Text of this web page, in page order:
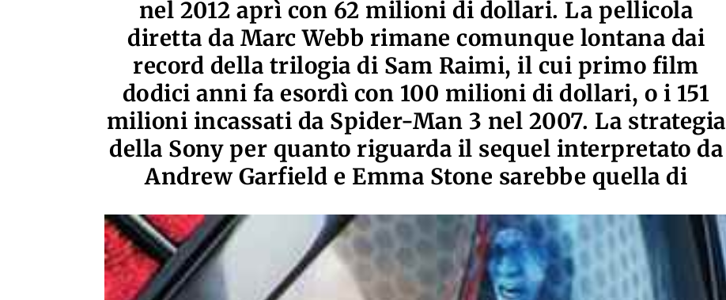
nel 2012 aprì con 62 milioni di dollari. La pellicola
diretta da Marc Webb rimane comunque lontana dai
record della trilogia di Sam Raimi, il cui primo film
dodici anni fa esordì con 100 milioni di dollari, o i 151
milioni incassati da Spider-Man 3 nel 2007. La strategia
della Sony per quanto riguarda il sequel interpretato da
Andrew Garfield e Emma Stone sarebbe quella di